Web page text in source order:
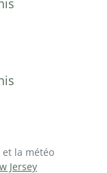
et la météo
Jersey